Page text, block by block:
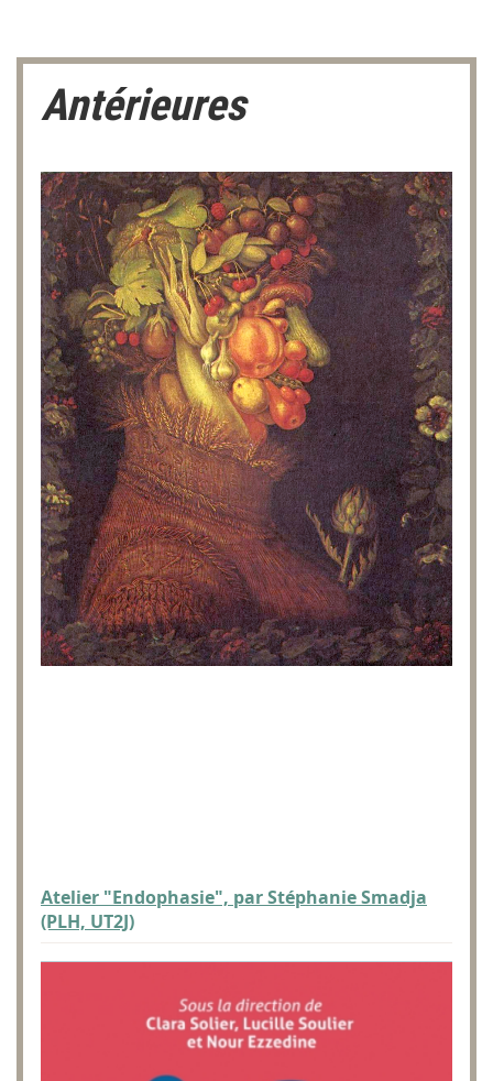
Antérieures
Atelier "Endophasie", par Stéphanie Smadja
(PLH, UT2J)